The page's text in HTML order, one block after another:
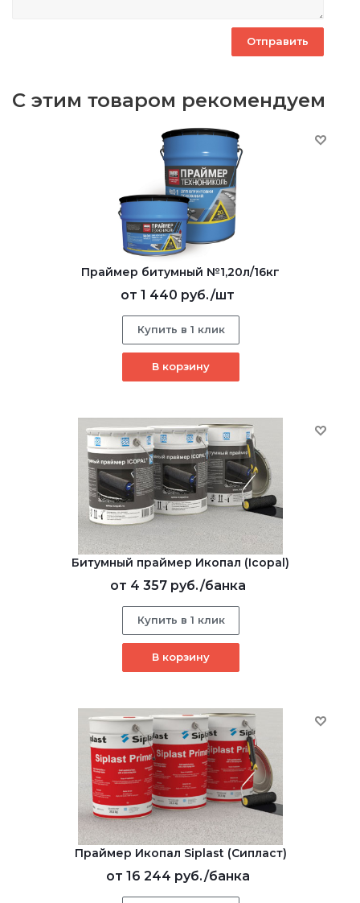
С этим товаром рекомендуем
Праймер битумный №1,20л/16кг
от 1 440 руб./шт
Купить в 1 клик
В корзину
Битумный праймер Икопал (Icopal)
от 4 357 руб./банка
Купить в 1 клик
В корзину
Праймер Икопал Siplast (Сипласт)
от 16 244 руб./банка